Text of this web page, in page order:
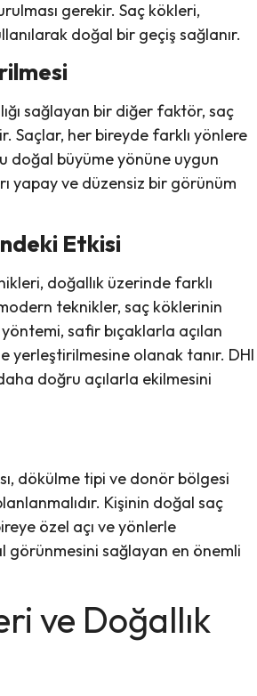
gerekir. Saç kökleri,
doğal bir geçiş sağlanır.
sağlayan bir diğer faktör, saç
Saçlar, her bireyde farklı yönlere
doğal büyüme yönüne uygun
yapay ve düzensiz bir görünüm
Etkisi
doğallık üzerinde farklı
teknikler, saç köklerinin
safir bıçaklarla açılan
yerleştirilmesine olanak tanır. DHI
doğru açılarla ekilmesini
dökülme tipi ve donör bölgesi
Kişinin doğal saç
özel açı ve yönlerle
görünmesini sağlayan en önemli
ve Doğallık